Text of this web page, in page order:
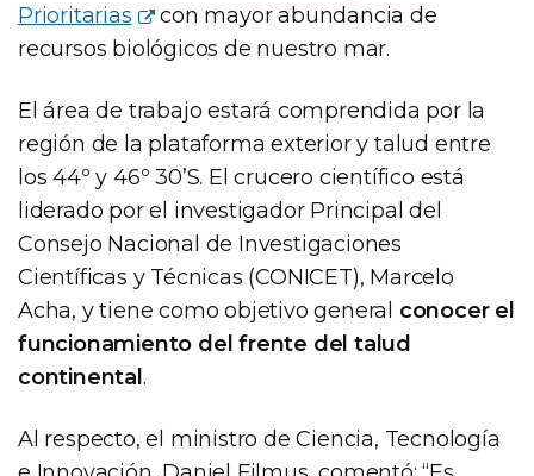
Prioritarias
con mayor abundancia de
recursos biológicos de nuestro mar.
El área de trabajo estará comprendida por la
región de la plataforma exterior y talud entre
los 44º y 46º 30’S. El crucero científico está
liderado por el investigador Principal del
Consejo Nacional de Investigaciones
Científicas y Técnicas (CONICET), Marcelo
Acha, y tiene como objetivo general conocer el
funcionamiento del frente del talud
continental .
Al respecto, el ministro de Ciencia, Tecnología